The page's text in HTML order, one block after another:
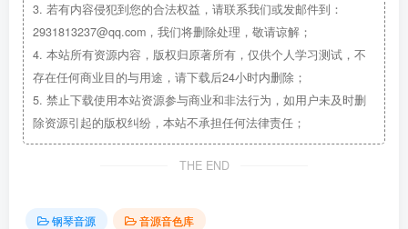
3. 若有内容侵犯到您的合法权益，请联系我们或发邮件到：
2931813237@qq.com，我们将删除处理，敬请谅解；
4. 本站所有资源内容，版权归原著所有，仅供个人学习测试，不
存在任何商业目的与用途，请下载后24小时内删除；
5. 禁止下载使用本站资源参与商业和非法行为，如用户未及时删
除资源引起的版权纠纷，本站不承担任何法律责任；
THE END
钢琴音源 音源音色库